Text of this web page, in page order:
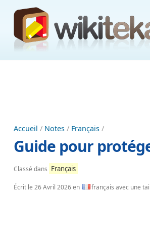
Accueil / Notes / Français /
Guide pour
Classé dans Français
Écrit le 26 Avril 2026en français avec une